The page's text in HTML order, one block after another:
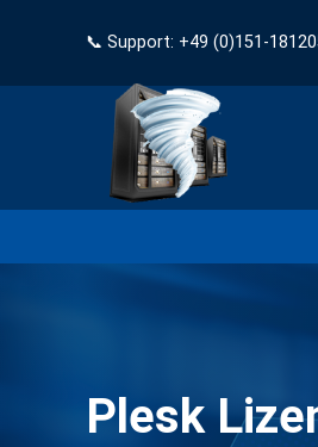
📞 Support: +49 (0)151-
Plesk